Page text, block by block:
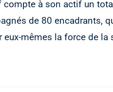
compte à son actif un
de 80 encadrants,
eux-mêmes la force de